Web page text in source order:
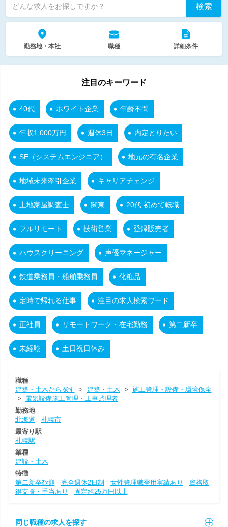
どんな求人をお探しですか？ 検索
勤務地・本社 職種 詳細条件
注目のキーワード
40代 ホワイト企業 年齢不問
年収1,000万円 週休3日 内定とりたい
SE（システムエンジニア） 地元の有名企業
地域未来牽引企業 キャリアチェンジ
土地家屋調査士 関東 20代 初めて転職
フルリモート 技術営業 登録販売者
ハウスクリーニング 声優マネージャー
鉄道乗務員・船舶乗務員 化粧品
定時で帰れる仕事 注目の求人検索ワード
正社員 リモートワーク・在宅勤務 第二新卒
未経験 土日祝日休み
職種
建築・土木から探す > 建築・土木 > 施工管理・設備・環境保全
> 電気設備施工管理・工事監理者
勤務地
北海道
札幌市
最寄り駅
札幌駅
業種
建設・土木
特徴
第二新卒歓迎
完全週休2日制 女性管理職登用実績あり
資格取
得支援・手当あり
固定給25万円以上
同じ職種の求人を探す